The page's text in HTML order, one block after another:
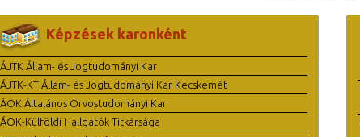
Képzések karonként
ÁJTK Állam- és Jogtudományi Kar
ÁJTK-KT Állam- és Jogtudományi Kar Kecskemét
ÁOK Általános Orvostudományi Kar
ÁOK-Külföldi Hallgatók Titkársága